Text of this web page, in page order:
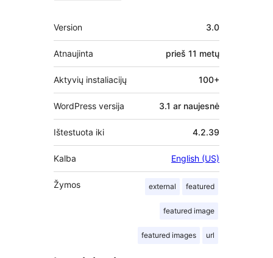
Metainformacija
Version 3.0
Atnaujinta prieš 11 metų
Aktyvių instaliacijų 100+
WordPress versija 3.1 ar naujesnė
Ištestuota iki 4.2.39
Kalba English (US)
Žymos external featured
featured image
featured images url